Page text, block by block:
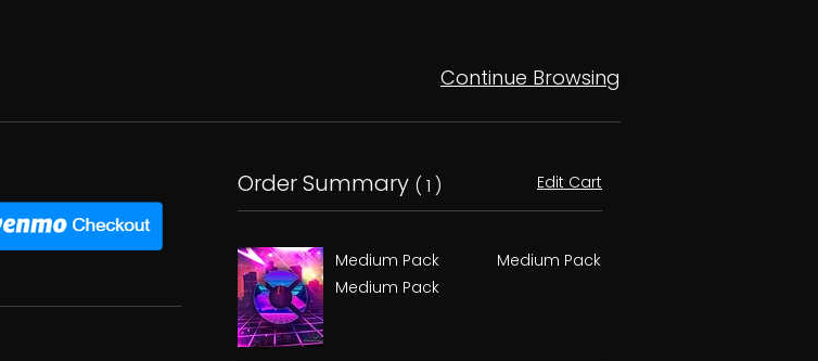
Continue Browsing
Order Summary ( 1 ) Edit Cart
Medium Pack
Medium Pack
Medium Pack